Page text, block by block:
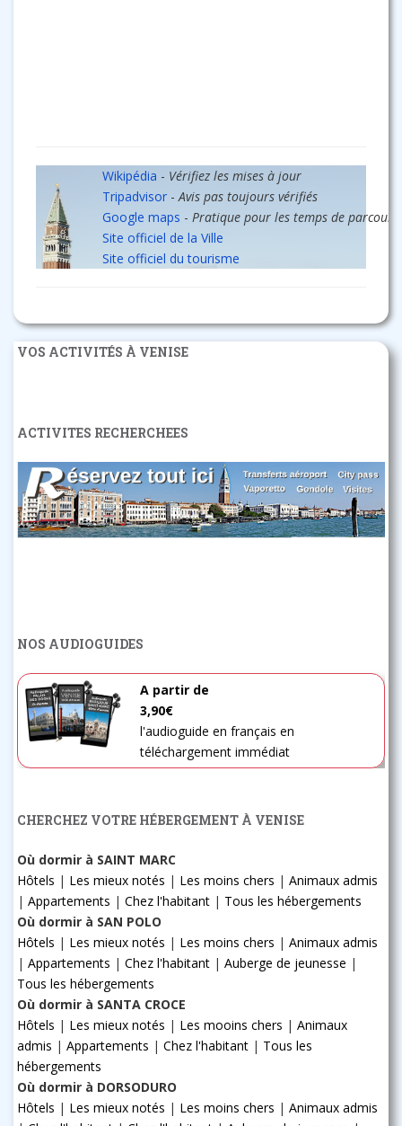
Wikipédia - Vérifiez les mises à jour
Tripadvisor- Avis pas toujours vérifiés
Google maps - Pratique pour les temps de parcours
Site officiel de la Ville
Site officiel du tourisme
VOS ACTIVITÉS À VENISE
ACTIVITES RECHERCHEES
NOS AUDIOGUIDES
A partir de
3,90€
l'audioguide en français en
téléchargement immédiat
CHERCHEZ VOTRE HÉBERGEMENT À VENISE
Où dormir à SAINT MARC
Hôtels | Les mieux notés | Les moins chers | Animaux admis
| Appartements | Chez l'habitant | Tous les hébergements
Où dormir à SAN POLO
Hôtels | Les mieux notés | Les moins chers | Animaux admis
| Appartements | Chez l'habitant | Auberge de jeunesse |
Tous les hébergements
Où dormir à SANTA CROCE
Hôtels | Les mieux notés | Les mooins chers | Animaux
admis | Appartements | Chez l'habitant | Tous les
hébergements
Où dormir à DORSODURO
Hôtels | Les mieux notés | Les moins chers | Animaux admis